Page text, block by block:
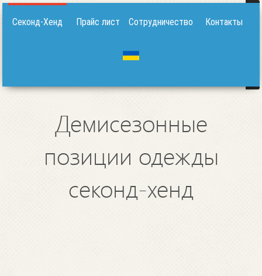
Секонд-Хенд Прайс лист Сотрудничество Контакты
Демисезонные
позиции одежды
секонд-хенд